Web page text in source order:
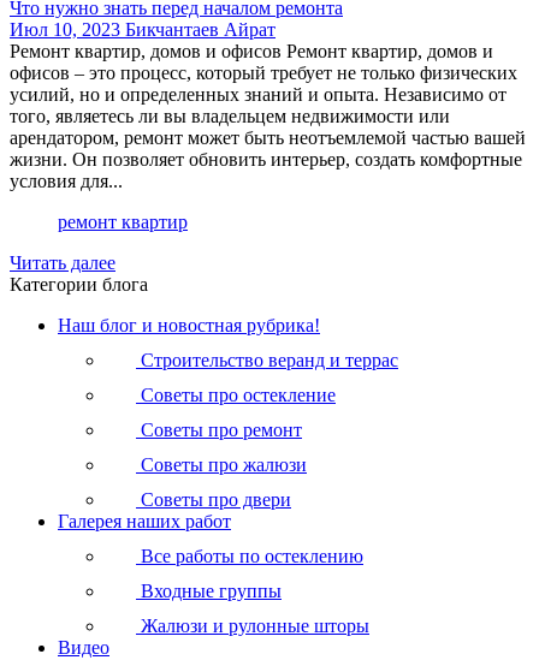
Что нужно знать перед началом ремонта
Июл 10, 2023 Бикчантаев Айрат
Ремонт квартир, домов и офисов Ремонт квартир, домов и
офисов – это процесс, который требует не только физических
усилий, но и определенных знаний и опыта. Независимо от
того, являетесь ли вы владельцем недвижимости или
арендатором, ремонт может быть неотъемлемой частью вашей
жизни. Он позволяет обновить интерьер, создать комфортные
условия для...
ремонт квартир
Читать далее
Категории блога
Наш блог и новостная рубрика!
Строительство веранд и террас
Советы про остекление
Советы про ремонт
Советы про жалюзи
Советы про двери
Галерея наших работ
Все работы по остеклению
Входные группы
Жалюзи и рулонные шторы
Видео